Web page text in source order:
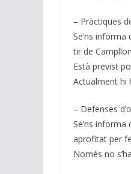
– Pràctiques
Se’ns
tir de
Està previst
Actualment hi
– Defenses
Se’ns
aprofitat per
Només no